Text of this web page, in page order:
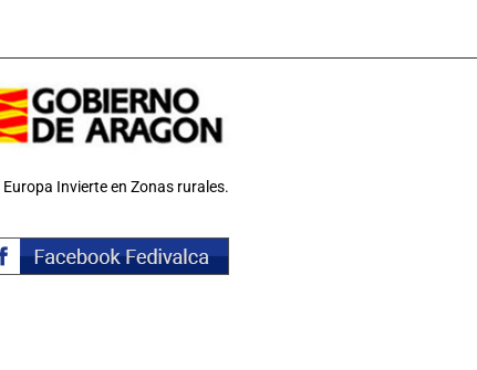
Europa Invierte en Zonas rurales.